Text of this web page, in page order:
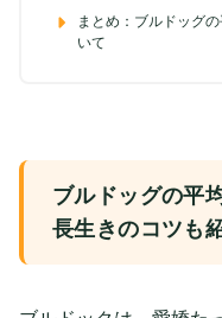
まとめ：ブルドッグ
いて
ブルドッグの平
長生きのコツも